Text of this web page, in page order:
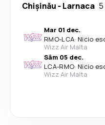
Chişinău - Larnaca
Mar 01 dec.
RMO-LCA· Nicio
Wizz Air Malta
Sâm 05 dec.
LCA-RMO· Nicio
Wizz Air Malta